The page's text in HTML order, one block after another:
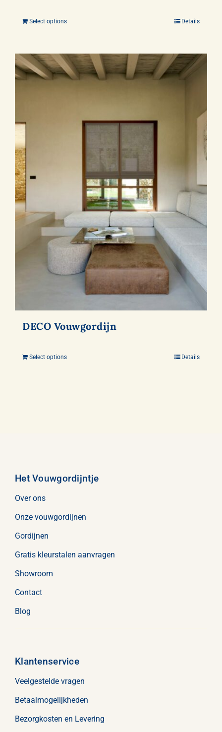
Select options Details
DECO Vouwgordijn
Select options Details
Het Vouwgordijntje
Over ons
Onze vouwgordijnen
Gordijnen
Gratis kleurstalen aanvragen
Showroom
Contact
Blog
Klantenservice
Veelgestelde vragen
Betaalmogelijkheden
Bezorgkosten en Levering